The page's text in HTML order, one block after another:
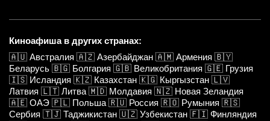
Киноафиша в других странах:
🇦🇺 Австралия 🇦🇿 Азербайджан 🇦🇲 Армения 🇧🇾
Беларусь 🇧🇬 Болгария 🇬🇧 Великобритания 🇬🇪 Грузия
🇮🇸 Исландия 🇰🇿 Казахстан 🇰🇬 Кыргызстан 🇱🇻
Латвия 🇱🇹 Литва 🇲🇩 Молдавия 🇳🇿 Новая Зеландия
🇦🇪 ОАЭ 🇵🇱 Польша 🇷🇺 Россия 🇷🇴 Румыния 🇷🇸
Сербия 🇹🇯 Таджикистан 🇺🇿 Узбекистан 🇫🇮 Финляндия